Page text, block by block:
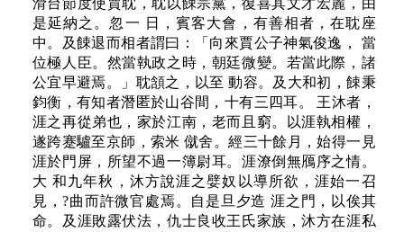
滑台節度使賈耽，耽以餗宗黨，復喜其文才宏麗，由
是延納之。忽一 日，賓客大會，有善相者，在耽座
中。及餗退而相者謂曰：「向來賈公子神氣俊逸， 當
位極人臣。然當執政之時，朝廷微變。若當此際，諸
公宜早避焉。」耽頷之，以至 動容。及大和初，餗秉
鈞衡，有知者潛匿於山谷間，十有三四耳。 王沐者，
涯之再從弟也，家於江南，老而且窮。以涯執相權，
遂跨蹇驢至京師，索米 僦舍。經三十餘月，始得一見
涯於門屏，所望不過一簿尉耳。涯潦倒無鴈序之情。
大 和九年秋，沐方說涯之嬖奴以導所欲，涯始一召
見，?曲而許微官處焉。自是旦夕造 涯之門，以俟其
命。及涯敗露伏法，仇士良收王氏家族，沐方在涯私